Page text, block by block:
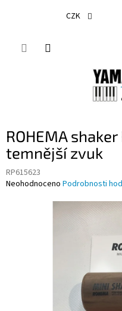
CZK
ROHEMA
temnější zvuk
RP615623
Průměrné
Neohodnoceno Podrobnosti